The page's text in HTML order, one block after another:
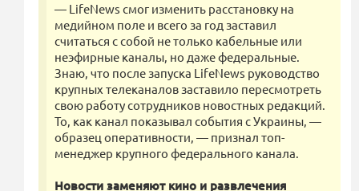
— LifeNews смог изменить расстановку на
медийном поле и всего за год заставил
считаться с собой не только кабельные или
неэфирные каналы, но даже федеральные.
Знаю, что после запуска LifeNews руководство
крупных телеканалов заставило пересмотреть
свою работу сотрудников новостных редакций.
То, как канал показывал события с Украины, —
образец оперативности, — признал топ-
менеджер крупного федерального канала.
Новости заменяют кино и развлечения